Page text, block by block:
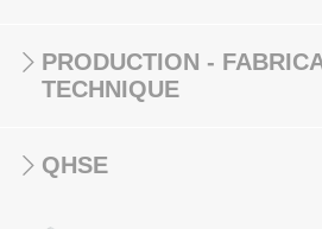
PRODUCTION -
TECHNIQUE
QHSE